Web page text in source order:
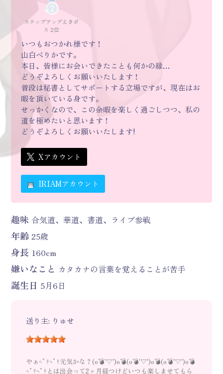
ステップアップえきポ
ス 2位
いつもおつかれ様です！
山白ぺりかです。
本日、皆様にお会いできたことも何かの縁…
どうぞよろしくお願いいたします！
普段は秘書としてサポートする立場ですが、現在はお
暇を頂いている身です。
せっかくなので、この余暇を楽しく過ごしつつ、私の
道を極めたいと思います！
どうぞよろしくお願いいたします!
Xアカウント
IRIAMアカウント
趣味 合気道、華道、書道、ライブ参戦
年齢 25歳
身長 160cm
嫌いなこと カタカナの言葉を覚えることが苦手
誕生日 5月6日
送り主: りゅせ
やぁﾍﾟﾘﾍﾟﾘ元気かな？(o💣'▽')o💣(o💣'▽')o💣(o💣'▽')o💣
ﾍﾟﾘﾍﾟﾘとは出会って2ヶ月経つけどいつも楽しませてもら